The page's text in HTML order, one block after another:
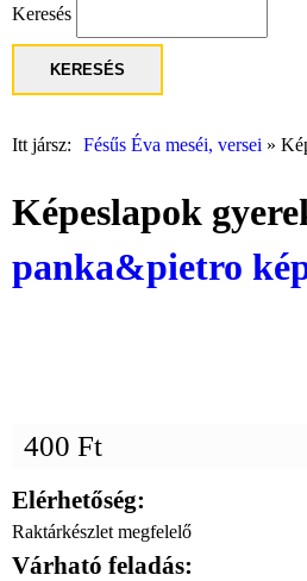
Keresés
Itt jársz Fésűs Éva meséi, versei »
Képeslapok
panka&pietro
400 Ft
Elérhetőség:
Raktárkészlet megfelelő
Várható feladás: